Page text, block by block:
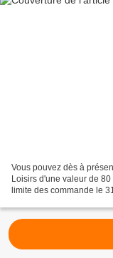
Vous pouvez dès à
Loisirs d'une valeur de
limite des commande le